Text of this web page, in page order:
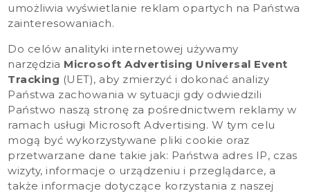
umożliwia wyświetlanie reklam opartych na Państwa
zainteresowaniach.
Do celów analityki internetowej używamy
narzędzia Microsoft Advertising Universal Event
Tracking (UET), aby zmierzyć i dokonać analizy
Państwa zachowania w sytuacji gdy odwiedzili
Państwo naszą stronę za pośrednictwem reklamy w
ramach usługi Microsoft Advertising. W tym celu
mogą być wykorzystywane pliki cookie oraz
przetwarzane dane takie jak: Państwa adres IP, czas
wizyty, informacje o urządzeniu i przeglądarce, a
także informacje dotyczące korzystania z naszej